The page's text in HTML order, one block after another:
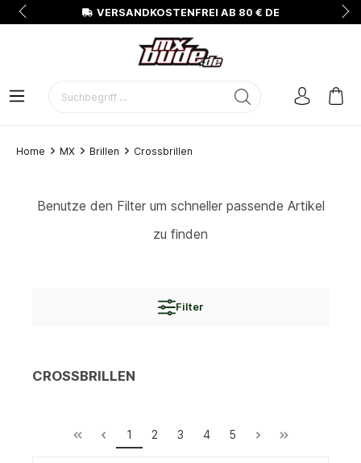
VERSANDKOSTENFREI AB 80 € DE
Home MX Brillen Crossbrillen
Benutze den Filter um schneller passende Artikel
zu finden
Filter
CROSSBRILLEN
1 2 3 4 5